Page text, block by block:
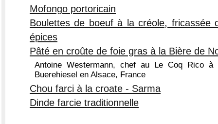
Mofongo portoricain
Boulettes de boeuf à la créole, fricassée
épices
Pâté en croûte de foie gras à la Bière de
Antoine Westermann, chef au Le Coq Rico à
Buerehiesel en Alsace, France
Chou farci à la croate - Sarma
Dinde farcie traditionnelle